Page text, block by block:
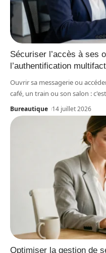
Sécuriser l’accès à ses
l’authentification
Ouvrir sa messagerie ou
café, un train ou son salon :
Bureautique 14 juillet 2026
Optimiser la gestion de